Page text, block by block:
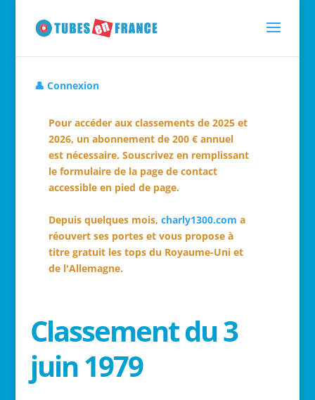
👤 Connexion
Pour accéder aux classements de 2025 et
2026, un abonnement de 200 € annuel
est nécessaire. Souscrivez en remplissant
le formulaire de la page de contact
accessible en pied de page.
Depuis quelques mois, charly1300.com a
réouvert ses portes et vous propose à
titre gratuit les tops du Royaume-Uni et
de l'Allemagne.
Classement du 3
juin 1979